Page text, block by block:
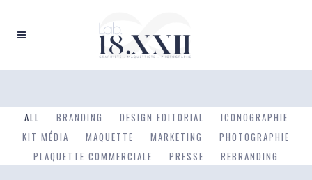
ALL BRANDING DESIGN EDITORIAL
ICONOGRAPHIE
KIT MÉDIA
MAQUETTE MARKETING
PHOTOGRAPHIE
PLAQUETTE COMMERCIALE
PRESSE REBRANDING